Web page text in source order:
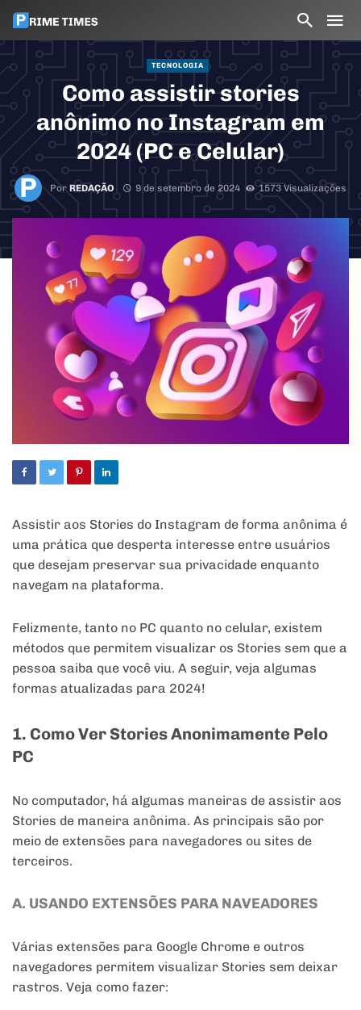
TECNOLOGIA
Como assistir stories
anônimo no Instagram em
2024 (PC e Celular)
PorREDAÇÃO 9 de setembro de 2024 1573 Visualizações
Assistir aos Stories do Instagram de forma anônima é
uma prática que desperta interesse entre usuários
que desejam preservar sua privacidade enquanto
navegam na plataforma.
Felizmente, tanto no PC quanto no celular, existem
métodos que permitem visualizar os Stories sem que a
pessoa saiba que você viu. A seguir, veja algumas
formas atualizadas para 2024!
1. Como Ver Stories Anonimamente Pelo
PC
No computador, há algumas maneiras de assistir aos
Stories de maneira anônima. As principais são por
meio de extensões para navegadores ou sites de
terceiros.
A. USANDO EXTENSÕES PARA NAVEADORES
Várias extensões para Google Chrome e outros
navegadores permitem visualizar Stories sem deixar
rastros. Veja como fazer: